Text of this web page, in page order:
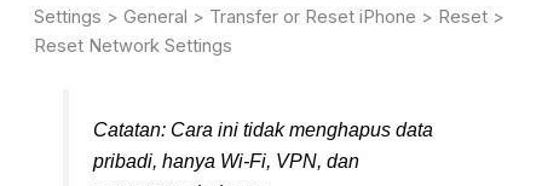
Settings > General > Transfer or Reset iPhone > Reset >
Reset Network Settings
Catatan: Cara ini tidak menghapus data
pribadi, hanya Wi-Fi, VPN, dan